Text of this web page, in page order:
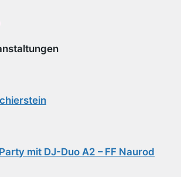
mit DJ-Duo A2 – FF Naurod